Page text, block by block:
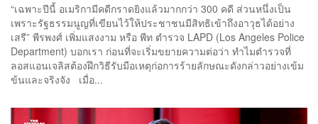
“เฉพาะปีนี้ อเมริกามีคดีกราดยิงแล้วมากกว่า 300 คดี ส่วนหนึ่งเป็น
เพราะรัฐธรรมนูญที่เขียนไว้ให้ประชาชนมีสิทธิเข้าถึงอาวุธได้อย่าง
เสรี” พีรพงศ์ เพิ่มแสงงาม หรือ พีท ตำรวจ LAPD (Los Angeles Police
Department) บอกเรา ก่อนที่จะเริ่มขยายความต่อว่า ทำไมตำรวจที่
ลอสแอนเจลิสต้องฝึกวิธีรับมือเหตุก่อการร้ายลักษณะดังกล่าวอย่างเข้ม
ข้นและจริงจัง เมื่อ...